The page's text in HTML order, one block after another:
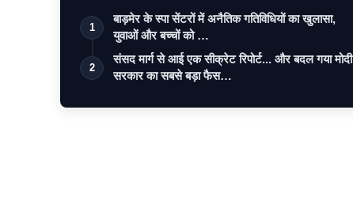
1
बाड़मेर के स्पा सेंटरों में अनैतिक गतिविधियों का खुलासा,
युवाओं और बच्चों को …
2
संसद मार्ग से आई एक सीक्रेट रिपोर्ट... और बदल गया मोदी
सरकार का सबसे बड़ा फैस…